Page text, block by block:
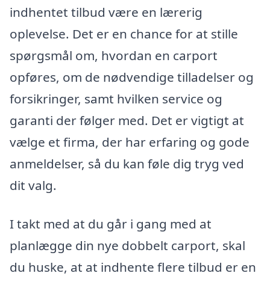
indhentet tilbud være en lærerig
oplevelse. Det er en chance for at stille
spørgsmål om, hvordan en carport
opføres, om de nødvendige tilladelser og
forsikringer, samt hvilken service og
garanti der følger med. Det er vigtigt at
vælge et firma, der har erfaring og gode
anmeldelser, så du kan føle dig tryg ved
dit valg.
I takt med at du går i gang med at
planlægge din nye dobbelt carport, skal
du huske, at at indhente flere tilbud er en